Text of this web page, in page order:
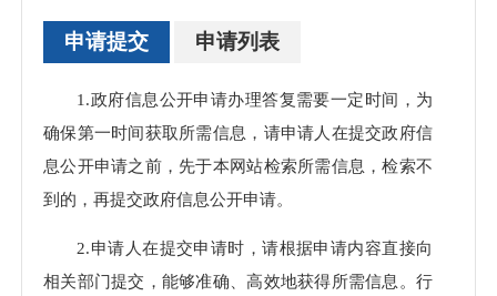
申请提交 申请列表
1.政府信息公开申请办理答复需要一定时间，为
确保第一时间获取所需信息，请申请人在提交政府信
息公开申请之前，先于本网站检索所需信息，检索不
到的，再提交政府信息公开申请。
2.申请人在提交申请时，请根据申请内容直接向
相关部门提交，能够准确、高效地获得所需信息。行